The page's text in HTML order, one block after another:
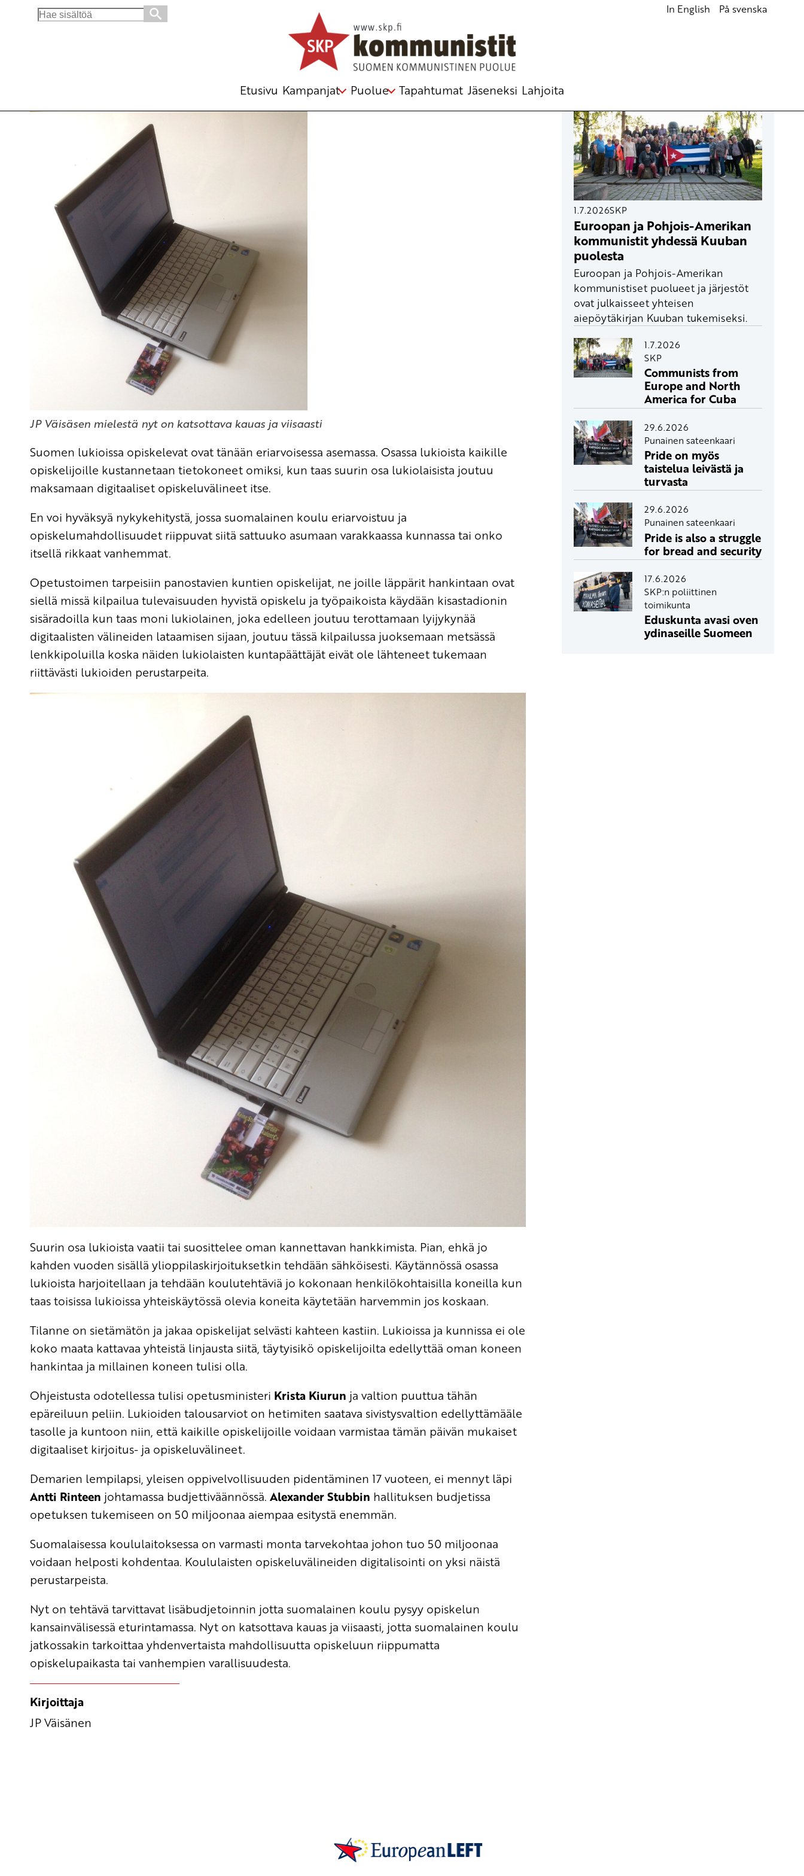
Search
In English På svenska
Etusivu Kampanjat Puolue Tapahtumat Jäseneksi Lahjoita
Ministeri Kiurun vastattava opetusvälineiden digitalisoinnin ja yhdenvertaisuuden
JP Väisäsen mielestä nyt on katsottava kauas ja viisaasti
Suomen lukioissa opiskelevat ovat tänään eriarvoisessa asemassa. Osassa lukioista kaikille
opiskelijoille kustannetaan tietokoneet omiksi, kun taas suurin osa lukiolaisista joutuu
maksamaan digitaaliset opiskeluvälineet itse.
En voi hyväksyä nykykehitystä, jossa suomalainen koulu eriarvoistuu ja
opiskelumahdollisuudet riippuvat siitä sattuuko asumaan varakkaassa kunnassa tai onko
itsellä rikkaat vanhemmat.
Opetustoimen tarpeisiin panostavien kuntien opiskelijat, ne joille läppärit hankintaan ovat
siellä missä kilpailua tulevaisuuden hyvistä opiskelu ja työpaikoista käydään kisastadionin
sisäradoilla kun taas moni lukiolainen, joka edelleen joutuu terottamaan lyijykynää
digitaalisten välineiden lataamisen sijaan, joutuu tässä kilpailussa juoksemaan metsässä
lenkkipoluilla koska näiden lukiolaisten kuntapäättäjät eivät ole lähteneet tukemaan
riittävästi lukioiden perustarpeita.
Suurin osa lukioista vaatii tai suosittelee oman kannettavan hankkimista. Pian, ehkä jo
kahden vuoden sisällä ylioppilaskirjoituksetkin tehdään sähköisesti. Käytännössä osassa
lukioista harjoitellaan ja tehdään koulutehtäviä jo kokonaan henkilökohtaisilla koneilla kun
taas toisissa lukioissa yhteiskäytössä olevia koneita käytetään harvemmin jos koskaan.
Tilanne on sietämätön ja jakaa opiskelijat selvästi kahteen kastiin. Lukioissa ja kunnissa ei ole
koko maata kattavaa yhteistä linjausta siitä, täytyisikö opiskelijoilta edellyttää oman koneen
hankintaa ja millainen koneen tulisi olla.
Ohjeistusta odotellessa tulisi opetusministeri Krista Kiurun ja valtion puuttua tähän
epäreiluun peliin. Lukioiden talousarviot on hetimiten saatava sivistysvaltion edellyttämääle
tasolle ja kuntoon niin, että kaikille opiskelijoille voidaan varmistaa tämän päivän mukaiset
digitaaliset kirjoitus- ja opiskeluvälineet.
Demarien lempilapsi, yleisen oppivelvollisuuden pidentäminen 17 vuoteen, ei mennyt läpi
Antti Rinteen johtamassa budjettiväännössä. Alexander Stubbin hallituksen budjetissa
opetuksen tukemiseen on 50 miljoonaa aiempaa esitystä enemmän.
Suomalaisessa koululaitoksessa on varmasti monta tarvekohtaa johon tuo 50 miljoonaa
voidaan helposti kohdentaa. Koululaisten opiskeluvälineiden digitalisointi on yksi näistä
perustarpeista.
Nyt on tehtävä tarvittavat lisäbudjetoinnin jotta suomalainen koulu pysyy opiskelun
kansainvälisessä eturintamassa. Nyt on katsottava kauas ja viisaasti, jotta suomalainen koulu
jatkossakin tarkoittaa yhdenvertaista mahdollisuutta opiskeluun riippumatta
opiskelupaikasta tai vanhempien varallisuudesta.
Kirjoittaja
JP Väisänen
1.7.2026SKP
Euroopan ja Pohjois-Amerikan
kommunistit yhdessä Kuuban
puolesta
Euroopan ja Pohjois-Amerikan
kommunistiset puolueet ja järjestöt
ovat julkaisseet yhteisen
aiepöytäkirjan Kuuban tukemiseksi.
1.7.2026
SKP
Communists from
Europe and North
America for Cuba
29.6.2026
Punainen sateenkaari
Pride on myös
taistelua leivästä ja
turvasta
29.6.2026
Punainen sateenkaari
Pride is also a struggle
for bread and security
17.6.2026
SKP:n poliittinen
toimikunta
Eduskunta avasi oven
ydinaseille Suomeen